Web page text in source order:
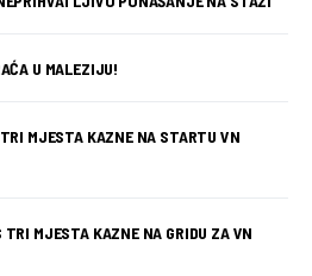
U MALEZIJU!
MJESTA KAZNE NA STARTU VN
MJESTA KAZNE NA GRIDU ZA VN